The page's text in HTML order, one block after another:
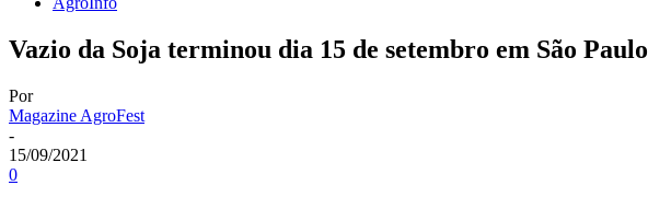
Vazio da Soja terminou dia 15 de setembro em São Paulo
Por
Magazine AgroFest
-
15/09/2021
0